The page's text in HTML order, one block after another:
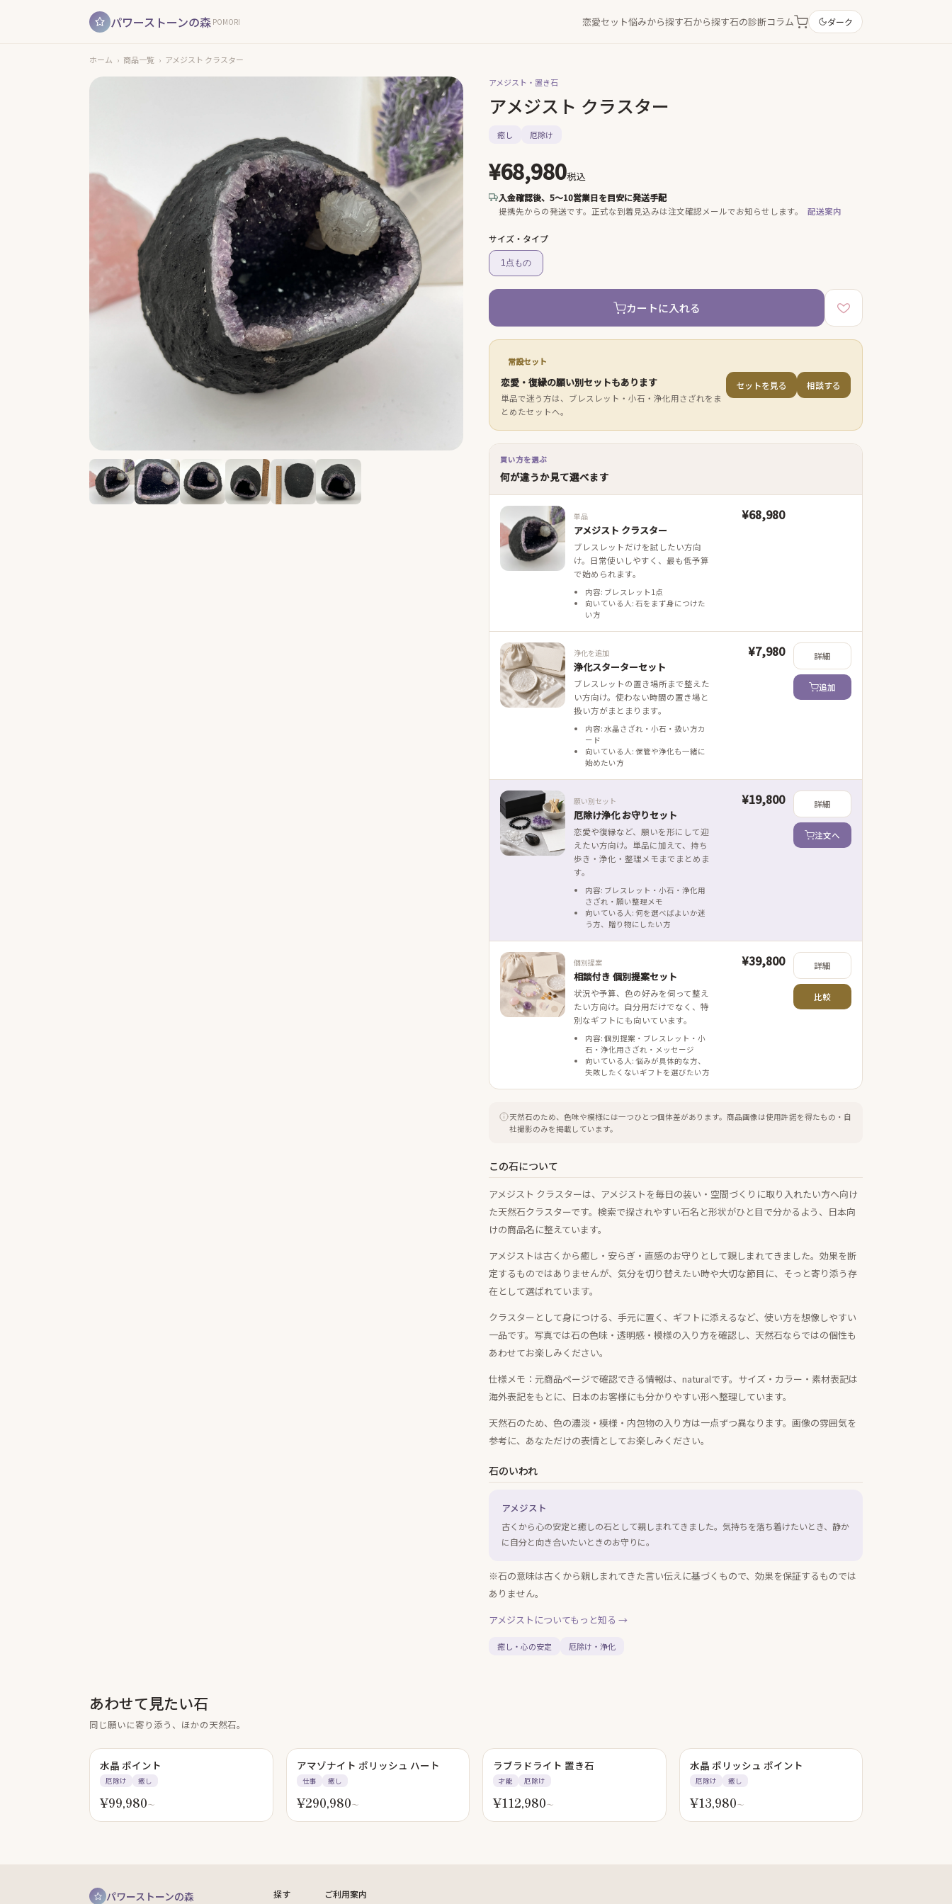
パワーストーンの森 POMORI 恋愛セット悩みから探す石から探す石の診断コラム ダーク
ホーム › 商品一覧 › アメジスト クラスター
アメジスト・ 置き石
アメジスト クラスター
癒し 厄除け
¥68,980税込
入金確認後、5〜10営業日を目安に発送手配
提携先からの発送です。 正式な到着見込みは注文確認メールでお知らせします。 配送案内
サイズ・タイプ
1点もの
カートに入れる
常設セット
恋愛・復縁の願い別セットもあります
単品で迷う方は、ブレスレット・小石・浄化用さざれをま
とめたセットへ。
セットを見る 相談する
買い方を選ぶ
何が違うか見て選べます
単品
アメジスト クラスター
ブレスレットだけを試したい方向
け。日常使いしやすく、最も低予算
で始められます。
内容: ブレスレット1点
向いている人: 石をまず身につけた
い方
¥68,980
浄化を追加
浄化スターターセット
ブレスレットの置き場所まで整えた
い方向け。使わない時間の置き場と
扱い方がまとまります。
内容: 水晶さざれ・小石・扱い方カ
ード
向いている人: 保管や浄化も一緒に
始めたい方
¥7,980 詳細
追加
願い別セット
厄除け浄化 お守りセット
恋愛や復縁など、願いを形にして迎
えたい方向け。単品に加えて、持ち
歩き・浄化・整理メモまでまとめま
す。
内容: ブレスレット・小石・浄化用
さざれ・願い整理メモ
向いている人: 何を選べばよいか迷
う方、贈り物にしたい方
¥19,800 詳細
注文へ
個別提案
相談付き 個別提案セット
状況や予算、色の好みを伺って整え
たい方向け。自分用だけでなく、特
別なギフトにも向いています。
内容: 個別提案・ブレスレット・小
石・浄化用さざれ・メッセージ
向いている人: 悩みが具体的な方、
失敗したくないギフトを選びたい方
¥39,800 詳細
比較
天然石のため、色味や模様には一つひとつ個体差があります。 商品画像は使用許諾を得たもの・自
社撮影のみを掲載しています。
この石について
アメジスト クラスターは、アメジストを毎日の装い・空間づくりに取り入れたい方へ向け
た天然石クラスターです。検索で探されやすい石名と形状がひと目で分かるよう、日本向
けの商品名に整えています。
アメジストは古くから癒し・安らぎ・直感のお守りとして親しまれてきました。効果を断
定するものではありませんが、気分を切り替えたい時や大切な節目に、そっと寄り添う存
在として選ばれています。
クラスターとして身につける、手元に置く、ギフトに添えるなど、使い方を想像しやすい
一品です。写真では石の色味・透明感・模様の入り方を確認し、天然石ならではの個性も
あわせてお楽しみください。
仕様メモ：元商品ページで確認できる情報は、naturalです。サイズ・カラー・素材表記は
海外表記をもとに、日本のお客様にも分かりやすい形へ整理しています。
天然石のため、色の濃淡・模様・内包物の入り方は一点ずつ異なります。画像の雰囲気を
参考に、あなただけの表情としてお楽しみください。
石のいわれ
アメジスト
古くから心の安定と癒しの石として親しまれてきました。気持ちを落ち着けたいとき、静か
に自分と向き合いたいときのお守りに。
※石の意味は古くから親しまれてきた言い伝えに基づくもので、効果を保証するものでは
ありません。
アメジスト についてもっと知る →
癒し・心の安定 厄除け・浄化
あわせて見たい石
同じ願いに寄り添う、ほかの天然石。
水晶 ポイント
厄除け 癒し
¥99,980〜
アマゾナイト ポリッシュ ハート
仕事 癒し
¥290,980〜
ラブラドライト 置き石
才能 厄除け
¥112,980〜
水晶 ポリッシュ ポイント
厄除け 癒し
¥13,980〜
パワーストーンの森 探す ご利用案内